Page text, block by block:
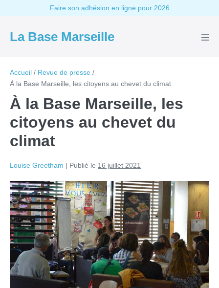
contenu
Faire son adhésion en ligne pour 2026
La Base Marseille
Accueil / Revue de presse /
À la Base Marseille, les citoyens au chevet du climat
À la Base Marseille, les
citoyens au chevet du
climat
Louise Greetham | Publié le 16 juillet 2021